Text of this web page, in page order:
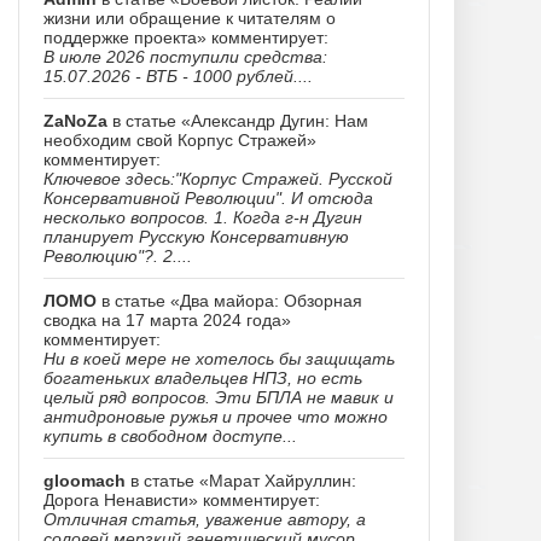
жизни или обращение к читателям о
поддержке проекта» комментирует:
В июле 2026 поступили средства:
15.07.2026 - ВТБ - 1000 рублей....
ZaNoZa в статье «Александр Дугин: Нам
необходим свой Корпус Стражей»
комментирует:
Ключевое здесь:"Корпус Стражей. Русской
Консервативной Революции". И отсюда
несколько вопросов. 1. Когда г-н Дугин
планирует Русскую Консервативную
Революцию"?. 2....
ЛОМО в статье «Два майора: Обзорная
сводка на 17 марта 2024 года»
комментирует:
Ни в коей мере не хотелось бы защищать
богатеньких владельцев НПЗ, но есть
целый ряд вопросов. Эти БПЛА не мавик и
антидроновые ружья и прочее что можно
купить в свободном доступе...
gloomach в статье «Марат Хайруллин:
Дорога Ненависти» комментирует:
Отличная статья, уважение автору, а